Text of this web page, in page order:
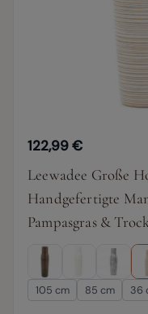
122,99 €
Leewadee Große
Handgefertigte
Pampasgras &
105 cm 85 cm 36